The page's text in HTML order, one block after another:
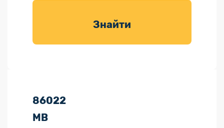
товарів для
Знайти
86022
МВ